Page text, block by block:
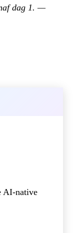
dag 1. —
AI-native